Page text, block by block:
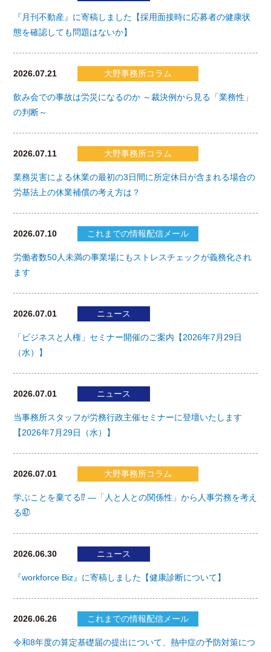
『月刊不動産』に寄稿しました【採用面接時に応募者の健康状
態を確認しても問題はないか】
2026.07.21 大野事務所コラム
飲み会での事故は労災になるのか ～裁決例から見る「業務性」
の判断～
2026.07.11 大野事務所コラム
業務災害による休業の最初の3日間に所定休日が含まれる場合の
労基法上の休業補償の考え方は？
2026.07.10 これまでの情報配信メール
労働者数50人未満の事業場にもストレスチェックが義務化され
ます
2026.07.01 ニュース
「ビジネスと人権」セミナー開催のご案内【2026年7月29日
（水）】
2026.07.01 ニュース
当事務所スタッフが労務行政主催セミナーに登壇いたします
【2026年7月29日（水）】
2026.07.01 大野事務所コラム
学ぶことを棄てる⁉ ―「人と人との関係性」から人事労務を考え
る㊼
2026.06.30 ニュース
『workforce Biz』に寄稿しました【健康診断について】
2026.06.26 これまでの情報配信メール
令和8年度の算定基礎届の提出について、熱中症の予防対策につ